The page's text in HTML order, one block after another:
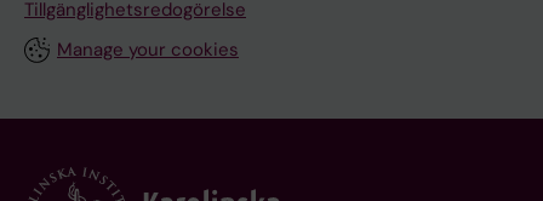
Tillgänglighetsredogörelse
Manage your cookies